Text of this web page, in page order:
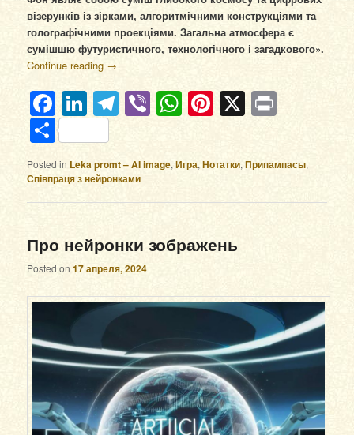
візерунків із зірками, алгоритмічними конструкціями та
голографічними проекціями. Загальна атмосфера є
сумішшю футуристичного, технологічного і загадкового».
Continue reading →
Facebook
LinkedIn
Telegram
ViberWhatsApp
Pinterest
X
Отправить
Posted in Leka promt – AI image,Игра,Нотатки,Припампасы,
Співпраця з нейронками
Про нейронки зображень
Posted on17 апреля, 2024